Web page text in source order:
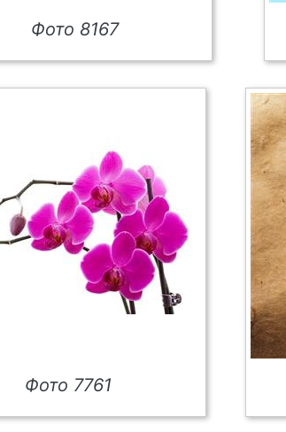
Фото 8167
Фото 7761